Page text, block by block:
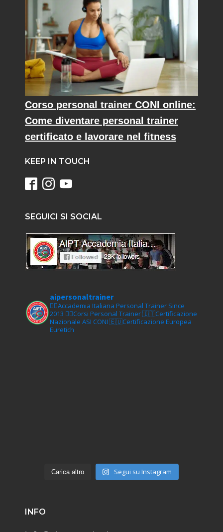
Corso personal trainer CONI online:
Come diventare personal trainer
certificato e lavorare nel fitness
KEEP IN TOUCH
SEGUICI SI SOCIAL
aipersonaltrainer
🏋‍♀️Accademia Italiana Personal Trainer Since
2013 🏋‍♂️Corsi Personal Trainer🇮🇹Certificazione
Nazionale ASI CONI 🇪🇺Certificazione Europea
Euretich
Carica altro Segui su Instagram
INFO